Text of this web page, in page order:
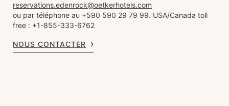
reservations.edenrock@oetkerhotels.com
ou par téléphone au +590 590 29 79 99. USA/Canada toll
free : +1-855-333-6762
NOUS CONTACTER